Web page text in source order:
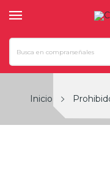
Inicio